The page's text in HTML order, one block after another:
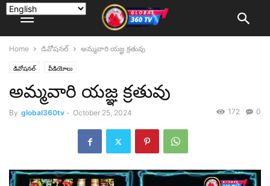
Home డివోషనల్ అమ్మవారి యజ్ఞ క్రతువు
డివోషనల్ వీడియోలు
అమ్మవారి యజ్ఞ క్రతువు
By global360tv - October 25, 2024 0
172